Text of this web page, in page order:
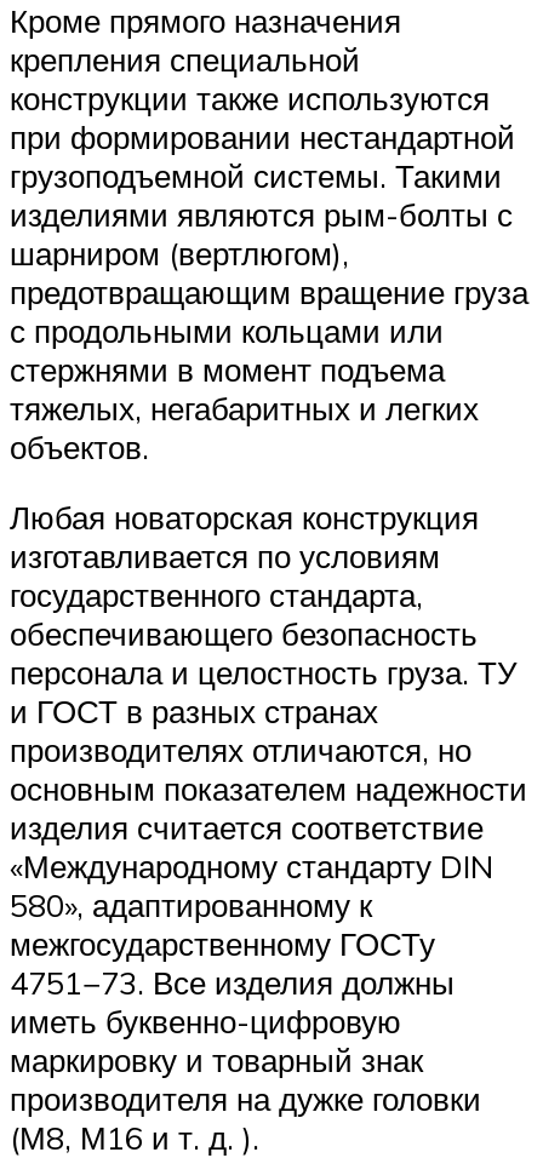
Кроме прямого назначения
крепления специальной
конструкции также используются
при формировании нестандартной
грузоподъемной системы. Такими
изделиями являются рым-болты с
шарниром (вертлюгом),
предотвращающим вращение груза
с продольными кольцами или
стержнями в момент подъема
тяжелых, негабаритных и легких
объектов.
Любая новаторская конструкция
изготавливается по условиям
государственного стандарта,
обеспечивающего безопасность
персонала и целостность груза. ТУ
и ГОСТ в разных странах
производителях отличаются, но
основным показателем надежности
изделия считается соответствие
«Международному стандарту DIN
580», адаптированному к
межгосударственному ГОСТу
4751−73. Все изделия должны
иметь буквенно-цифровую
маркировку и товарный знак
производителя на дужке головки
(М8, М16 и т. д. ).